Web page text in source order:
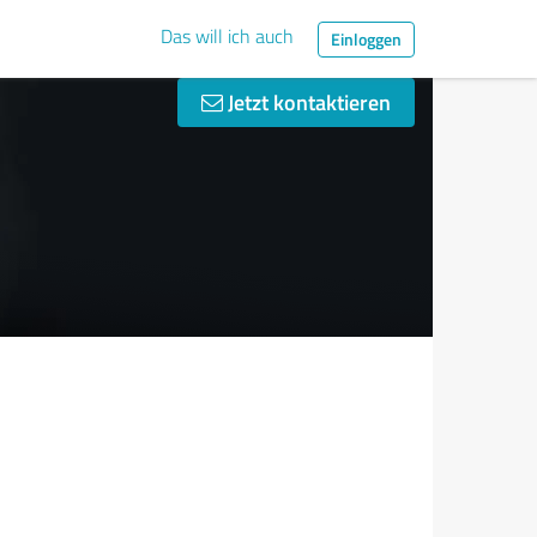
Das will ich auch Einloggen
Jetzt kontaktieren